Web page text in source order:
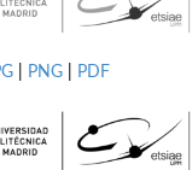
PNG PDF